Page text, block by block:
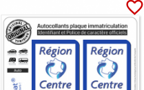
favorite_border